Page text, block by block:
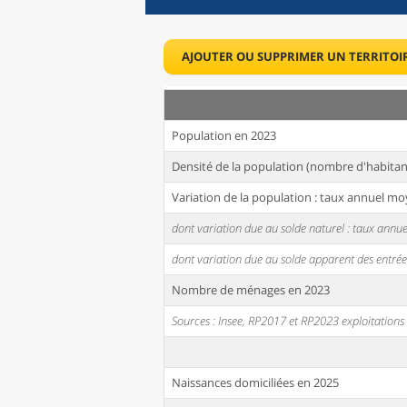
AJOUTER OU SUPPRIMER UN
Population en 2023
Densité de la population (nombre
Variation de la population : taux annuel
dont variation due au solde naturel : taux
dont variation due au solde apparent des
Nombre de ménages en 2023
Sources : Insee, RP2017 et RP2023
Naissances domiciliées en 2025